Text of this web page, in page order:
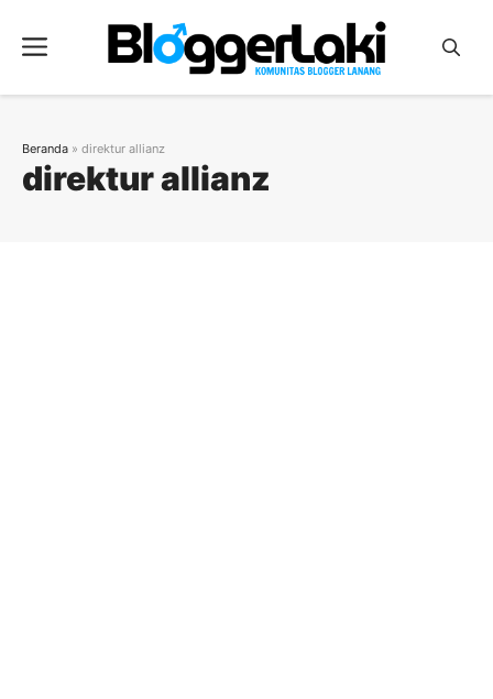
Menu
direktur allianz
Beranda » direktur allianz